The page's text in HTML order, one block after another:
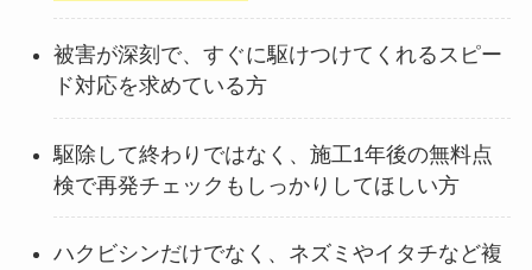
被害が深刻で、すぐに駆けつけてくれるスピー
ド対応を求めている方
駆除して終わりではなく、施工1年後の無料点
検で再発チェックもしっかりしてほしい方
ハクビシンだけでなく、ネズミやイタチなど複